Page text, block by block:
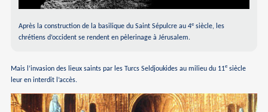
Après la construction de la basilique du Saint Sépulcre au 4esiècle, les
chrétiens d’occident se rendent en pèlerinage à Jérusalem.
Mais l’invasion des lieux saints par les Turcs Seldjoukides au milieu du 11e siècle
leur en interdit l’accès.